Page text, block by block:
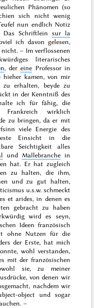
Phänomen (so
sich nicht wenig
nun endlich Notiz
Das Schriftlein sur la
ich davon gelesen,
– Im verflossenen
literarisches
, dereine Professor in
hieher kamen, von mir
erhalten, beyde zu
in der Kenntniß des
ich für fähig, die
Frankreich wirklich
zu bringen, da er mit
viele Energie des
Einsicht in die
Seichtigkeit alles
und Mallebranchein
hat. Er hat zugleich
zu halten, die ihm,
und zu gut halten,
u.s.w. schmeckt
et arides, in denen es
gebracht zu haben
wird es seyn,
Ideen französisch
ohne Nutzen für die
der Erste, hat mich
wohl verstanden,
mit der französischen
sie, zu meiner
von denen wir
nachdem wir
object und sogar
–